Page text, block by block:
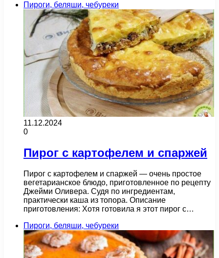
Пироги, беляши, чебуреки
11.12.2024
0
Пирог с картофелем и спаржей
Пирог с картофелем и спаржей — очень простое
вегетарианское блюдо, приготовленное по рецепту
Джейми Оливера. Судя по ингредиентам,
практически каша из топора. Описание
приготовления: Хотя готовила я этот пирог с…
Пироги, беляши, чебуреки